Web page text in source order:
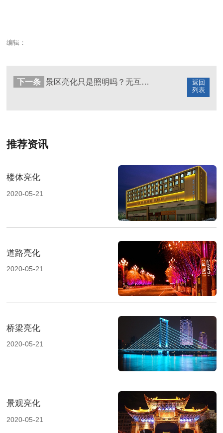
编辑：
返回
列表
下一条 景区亮化只是照明吗？无互动无爆点，千万流量红利全错过！
推荐资讯
楼体亮化
2020-05-21
道路亮化
2020-05-21
桥梁亮化
2020-05-21
景观亮化
2020-05-21